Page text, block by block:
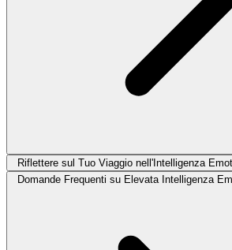
Riflettere sul Tuo Viaggio nell'Intelligenza
Domande Frequenti su Elevata Intelligenza